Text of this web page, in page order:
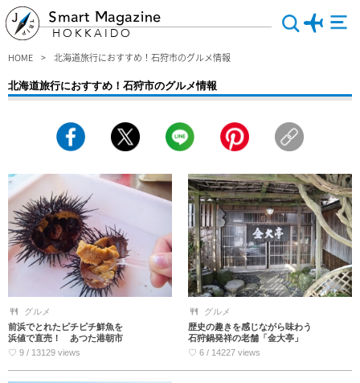
Smart Magazine
HOKKAIDO
HOME 北海道旅行におすすめ！石狩市のグルメ情報
北海道旅行におすすめ！石狩市のグルメ情報
さと美しい自然が共存するこのエリアには、石狩鍋、新鮮な鮮魚、焼き立てパン＆
絶品スイーツなど、おいしいものやお洒落なお店がたくさんあります。北海道旅行
グルメ
前浜でとれたピチピチ鮮魚を
浜値で直売！ あつた港朝市
♡ 9 / 13129 views
グルメ
歴史の趣きを感じながら味わう
石狩鍋発祥の老舗「金大亭」
♡ 6 / 14227 views